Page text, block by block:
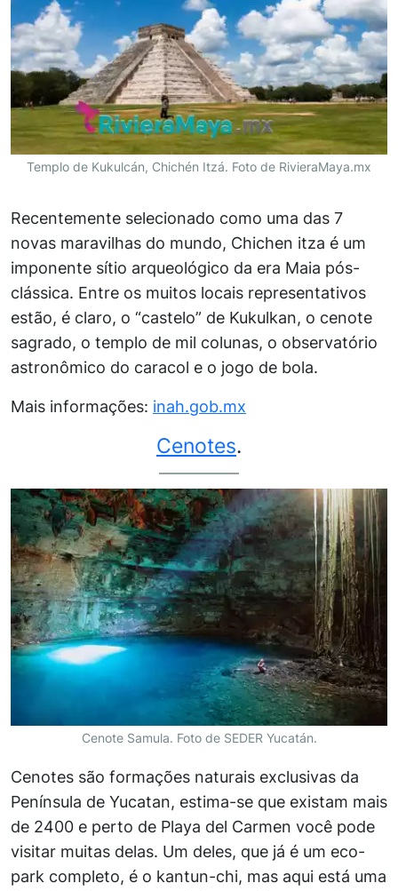
Templo de Kukulcán, Chichén Itzá. Foto de RivieraMaya.mx
Recentemente selecionado como uma das 7
novas maravilhas do mundo, Chichen itza é um
imponente sítio arqueológico da era Maia pós-
clássica. Entre os muitos locais representativos
estão, é claro, o “castelo” de Kukulkan, o cenote
sagrado, o templo de mil colunas, o observatório
astronômico do caracol e o jogo de bola.
Mais informações: inah.gob.mx
Cenotes.
Cenote Samula. Foto de SEDER Yucatán.
Cenotes são formações naturais exclusivas da
Península de Yucatan, estima-se que existam mais
de 2400 e perto de Playa del Carmen você pode
visitar muitas delas. Um deles, que já é um eco-
park completo, é o kantun-chi, mas aqui está uma